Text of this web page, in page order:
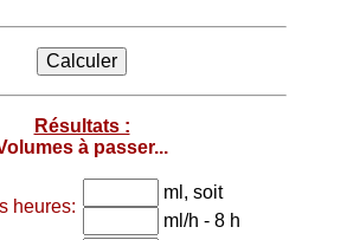
Résultats :
à passer...
heures:
ml, soit
ml/h - 8 h